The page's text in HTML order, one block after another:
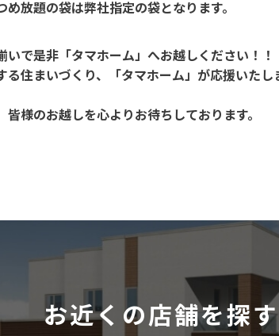
放題の袋は弊社指定の袋となります。
いで是非「タマホーム」へお越しください！！
る住まいづくり、「タマホーム」が応援いたし
皆様のお越しを心よりお待ちしております。
お近くの店舗を探す